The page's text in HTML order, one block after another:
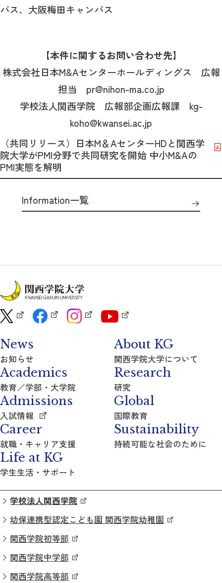
パス、大阪梅田キャンパス
【本件に関するお問い合わせ先】
株式会社日本M&Aセンターホールディングス 広報
担当 pr@nihon-ma.co.jp
学校法人関西学院 広報部企画広報課 kg-
koho@kwansei.ac.jp
（共同リリース）日本M＆AセンターHDと関西学
院大学がPMI分野で共同研究を開始 中小M&Aの
PMI実態を解明
Information一覧
News
お知らせ
About KG
関西学院大学について
Academics
教育／学部・大学院
Research
研究
Admissions
入試情報
Global
国際教育
Career
就職・キャリア支援
Sustainability
持続可能な社会のために
Life at KG
学生生活・サポート
学校法人関西学院
幼保連携型認定こども園 関西学院幼稚園
関西学院初等部
関西学院中学部
関西学院高等部